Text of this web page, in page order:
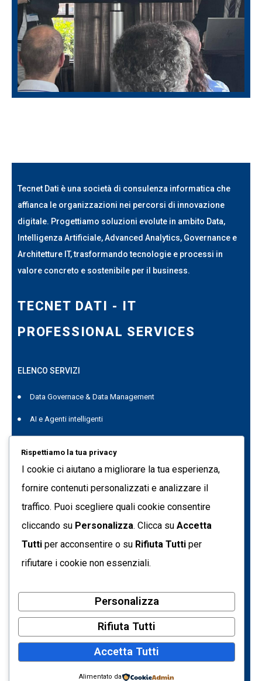
Tecnet Dati è una società di consulenza informatica che
affianca le organizzazioni nei percorsi di innovazione
digitale. Progettiamo soluzioni evolute in ambito Data,
Intelligenza Artificiale, Advanced Analytics, Governance e
Architetture IT, trasformando tecnologie e processi in
valore concreto e sostenibile per il business.
TECNET DATI - IT
PROFESSIONAL SERVICES
ELENCO SERVIZI
Data Governace & Data Management
AI e Agenti intelligenti
Quest Data Management Platform
Formazione
C.so Svizzera 185 10149 - Torino (TO) Italia
info@tecnetdati.it
Partita IVA: 05793500017
Codice Fiscale: 09205650154
Registro Imprese di Torino – REA n. 719161
Capitale sociale € 10.400,00 i.v.
Rispettiamo la tua privacy
I cookie ci aiutano a migliorare la tua esperienza,
fornire contenuti personalizzati e analizzare il
traffico. Puoi scegliere quali cookie consentire
cliccando su Personalizza. Clicca su Accetta
Tutti per acconsentire o su Rifiuta Tutti per
rifiutare i cookie non essenziali.
Personalizza
Rifiuta Tutti
Accetta Tutti
Alimentato da